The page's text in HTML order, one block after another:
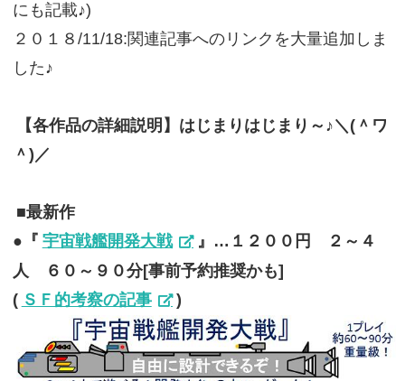
にも記載♪)
２０１８/11/18:関連記事へのリンクを大量追加しま
した♪
【各作品の詳細説明】はじまりはじまり～♪＼(＾ワ
＾)／
■最新作
●『 宇宙戦艦開発大戦
』…１２００円 ２～４
人 ６０～９０分[事前予約推奨かも]
( ＳＦ的考察の記事 )